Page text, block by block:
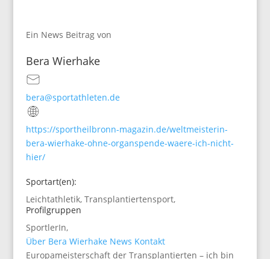
Ein News Beitrag von
Bera Wierhake
bera@sportathleten.de
https://sportheilbronn-magazin.de/weltmeisterin-
bera-wierhake-ohne-organspende-waere-ich-nicht-
hier/
Sportart(en):
Leichtathletik, Transplantiertensport,
Profilgruppen
SportlerIn,
Über Bera Wierhake News Kontakt
Europameisterschaft der Transplantierten – ich bin